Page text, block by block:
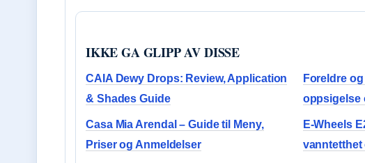
IKKE GA GLIPP AV DISSE
CAIA Dewy Drops: Review, Application
& Shades Guide
Foreldre
oppsigelse
Casa Mia Arendal – Guide til Meny,
Priser og Anmeldelser
E-Wheels
vanntetthet